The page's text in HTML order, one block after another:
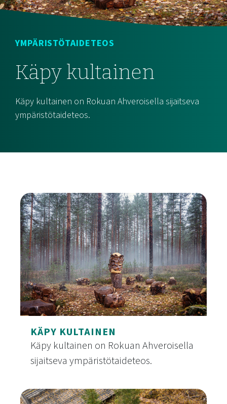
YMPÄRISTÖTAIDETEOS
Käpy kultainen
Käpy kultainen on Rokuan Ahveroisella sijaitseva
ympäristötaideteos.
KÄPY KULTAINEN
Käpy kultainen on Rokuan Ahveroisella
sijaitseva ympäristötaideteos.
Käpy kultainen